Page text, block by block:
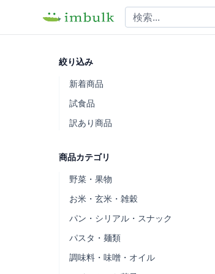
絞り込み
新着商品
試食品
訳あり商品
商品カテゴリ
野菜・果物
お米・玄米・雑穀
パン・シリアル・スナック
パスタ・麺類
調味料・味噌・オイル